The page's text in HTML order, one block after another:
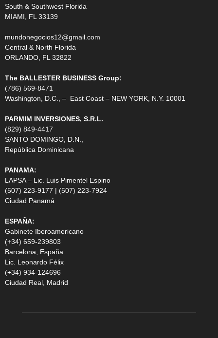
South & Southwest Florida
MIAMI, FL 33139
mundonegocios12@gmail.com
Central & North Florida
ORLANDO, FL 32822
The BALLESTER BUSINESS Group:
(786) 569-8471
Washington, D.C., – East Coast – NEW YORK, N.Y. 10001
PARMIM INVERSIONES, S.R.L.
(829) 849-4417
SANTO DOMINGO, D.N.,
República Dominicana
PANAMA:
LAPSA – Lic. Luis Pimentel Espino
(507) 223-9177 | (507) 223-7924
Ciudad Panamá
ESPAÑA:
Gabinete Iberoamericano
(+34) 659-239803
Barcelona, España
Lic. Leonardo Félix
(+34) 934-124696
Ciudad Real, Madrid